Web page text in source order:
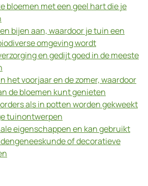
bloemen met een geel hart die je
bijen aan, waardoor je tuin een
omgeving wordt
en gedijt goed in de meeste
het voorjaar en de zomer, waardoor
de bloemen kunt genieten
als in potten worden gekweekt
tuinontwerpen
eigenschappen en kan gebruikt
of decoratieve